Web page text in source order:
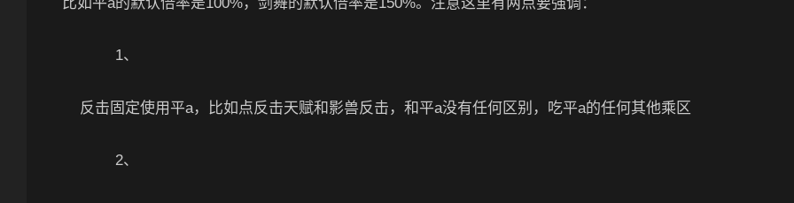
1、
反击固定使用平a，比如点反击天赋和影兽反击，和平a没有任何区别，吃平a的任何其他乘区
2、